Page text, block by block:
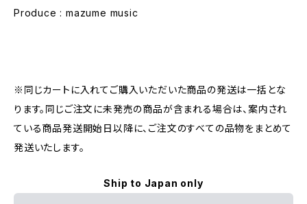
Produce : mazume music
※同じカートに入れてご購入いただいた商品の発送は一括とな
ります。同じご注文に未発売の商品が含まれる場合は、案内され
ている商品発送開始日以降に、ご注文のすべての品物をまとめて
発送いたします。
Ship to Japan only